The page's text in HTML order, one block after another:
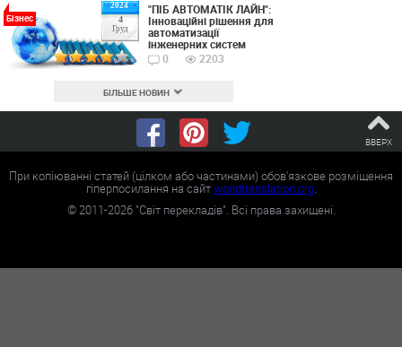
2024
4
Груд
Бізнес
"ПІБ АВТОМАТІК ЛАЙН":
Інноваційні рішення для
автоматизації
інженерних систем
0
2203
БІЛЬШЕ НОВИН
ВВЕРХ
При копіюванні статей (цілком або частинами) обов'язкове розміщення
гіперпосилання на сайтworldtranslation.org.
©2011-2026"Світ перекладів". Всі права захищені.